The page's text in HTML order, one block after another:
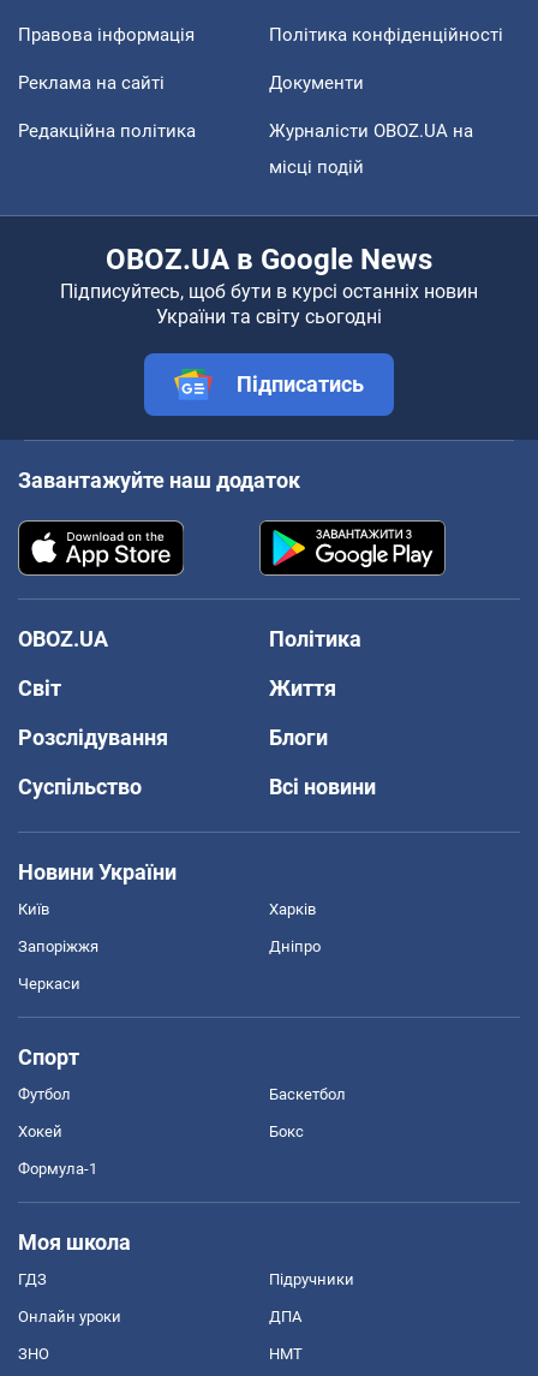
Правова інформація Політика конфіденційності
Реклама на сайті Документи
Редакційна політика
Журналісти OBOZ.UA на
місці подій
OBOZ.UA в Google News
Підписуйтесь, щоб бути в курсі останніх новин
України та світу сьогодні
Підписатись
Завантажуйте наш додаток
OBOZ.UA
Політика
Світ
Життя
Розслідування
Блоги
Суспільство
Всі новини
Новини України
Київ Харків
Запоріжжя Дніпро
Черкаси
Спорт
Футбол Баскетбол
Хокей Бокс
Формула-1
Моя школа
ГДЗ Підручники
Онлайн уроки ДПА
ЗНО НМТ